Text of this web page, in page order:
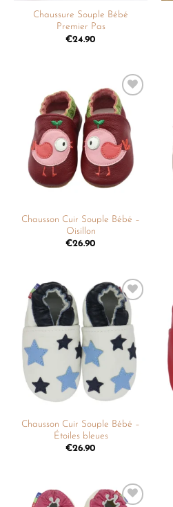
Chaussure Souple Bébé
Premier Pas
€24.90
Ajouter
à la
liste de
souhaits
Chausson Cuir Souple Bébé –
Oisillon
€26.90
Ajouter
à la
souhaits
Chausson Cuir Souple Bébé –
Étoiles bleues
€26.90